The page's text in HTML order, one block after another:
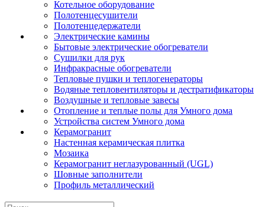
Котельное оборудование
Полотенцесушители
Полотенцедержатели
Электрические камины
Бытовые электрические обогреватели
Сушилки для рук
Инфракрасные обогреватели
Тепловые пушки и теплогенераторы
Водяные тепловентиляторы и дестратификаторы
Воздушные и тепловые завесы
Отопление и теплые полы для Умного дома
Устройства систем Умного дома
Керамогранит
Настенная керамическая плитка
Мозаика
Керамогранит неглазурованный (UGL)
Шовные заполнители
Профиль металлический